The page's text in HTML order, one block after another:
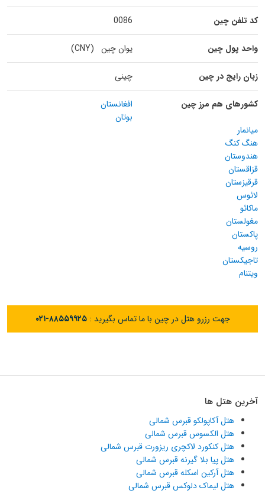
کد تلفن چین 0086
واحد پول چین یوان چین (CNY)
زبان رایج در چین چینی
کشورهای هم مرز چین
افغانستان
بوتان
میانمار
هنگ کنگ
هندوستان
قزاقستان
قرقیزستان
لائوس
ماکائو
مغولستان
پاکستان
روسیه
تاجیکستان
ویتنام
جهت رزرو هتل در چین با ما تماس بگیرید :۰۲۱-۸۸۵۵۹۹۲۵
آخرین هتل ها
هتل آکاپولکو قبرس شمالی
هتل الکسوس قبرس شمالی
هتل کنکورد لاکچری ریزورت قبرس شمالی
هتل پیا بلا گیرنه قبرس شمالی
هتل آرکین اسکله قبرس شمالی
هتل لیماک دلوکس قبرس شمالی